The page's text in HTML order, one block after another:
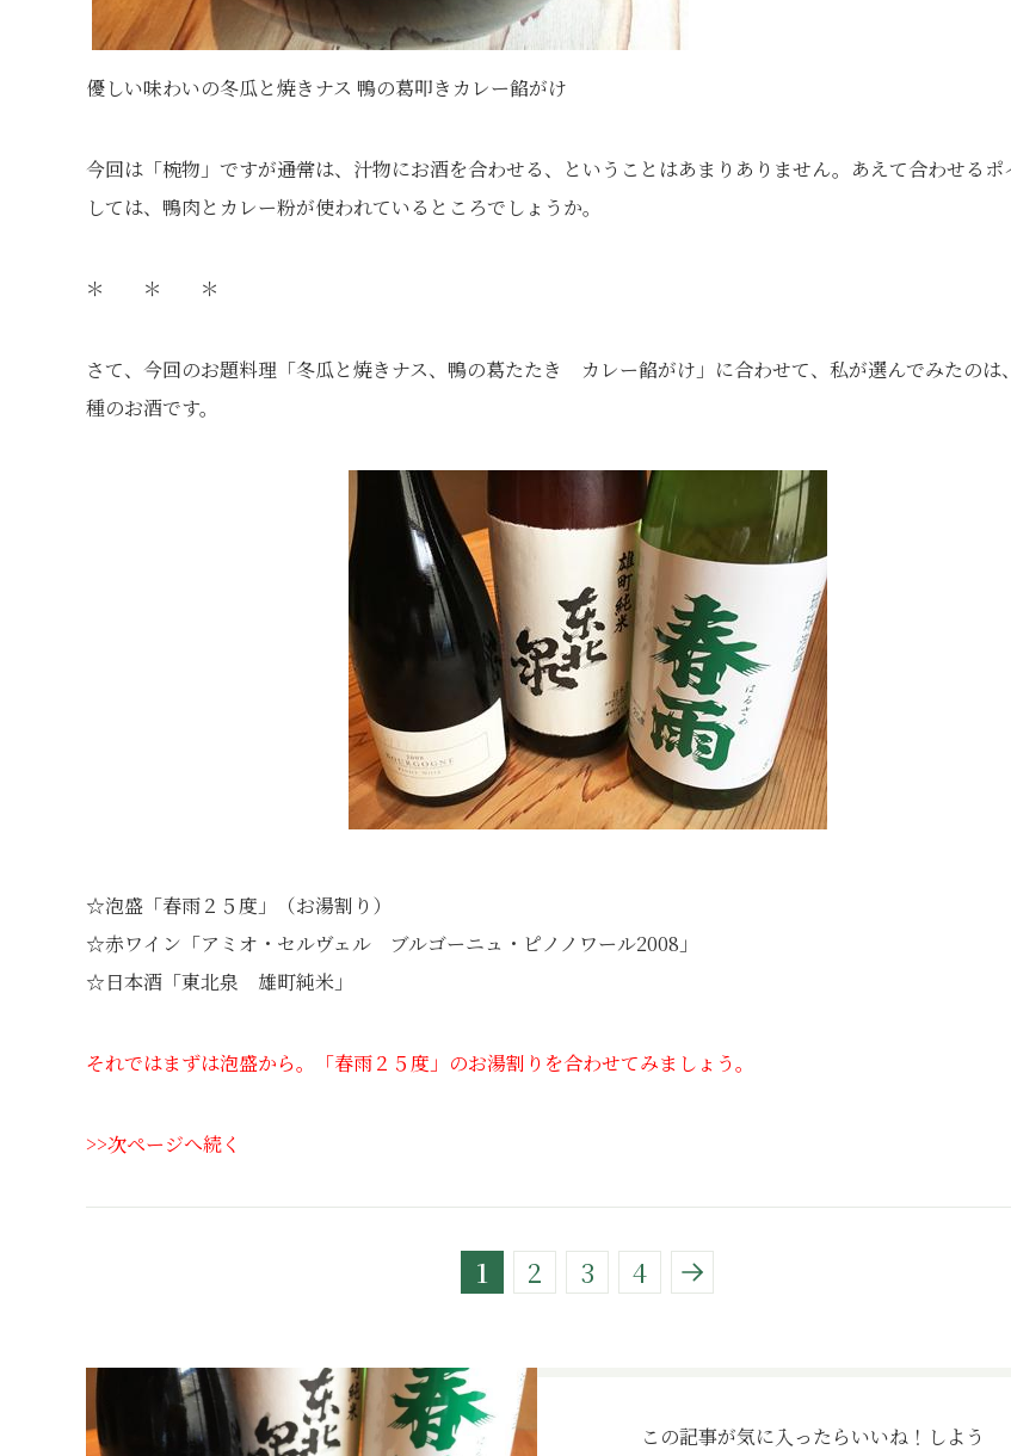
優しい味わいの冬瓜と焼きナス 鴨の葛叩きカレー餡がけ
今回は「椀物」ですが――通常は、汁物にお酒を合わせる、ということはあまりありません。あえて合わせるポ
しては、鴨肉とカレー粉が使われているところでしょうか。
＊ ＊ ＊
さて、今回のお題料理「冬瓜と焼きナス、鴨の葛たたき カレー餡がけ」に合わせて、私が選んでみたのは
種のお酒です。
☆泡盛「春雨２５度」（お湯割り）
☆赤ワイン「アミオ・セルヴェル ブルゴーニュ・ピノノワール2008」
☆日本酒「東北泉 雄町純米」
それではまずは泡盛から。「春雨２５度」のお湯割りを合わせてみましょう。
>>次ページへ続く
1 2 3 4
この記事が気に入ったらいいね！しよう